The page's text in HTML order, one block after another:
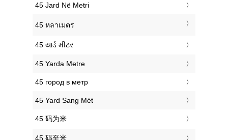
‎45 Jard Në Metri
‎45 หลาเมตร
‎45 યાર્ડ મીટર
‎45 Yarda Metre
‎45 город в метр
‎45 Yard Sang Mét
‎45 码为米
‎45 码至米